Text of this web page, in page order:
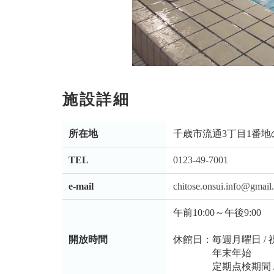
施設詳細
所在地 千歳市流通3丁目1番地
TEL 0123-49-7001
e-mail
開放時間
午前10:00～午後9:00
休館日：毎週月曜日 /
年末年始
定期点検期間 /